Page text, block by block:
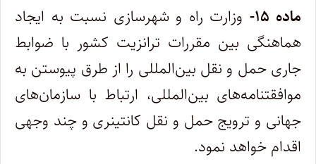
ماده ۱۵-
وزارت راه و شهرسازی نسبت به ایجاد
هماهنگی بین مقررات ترانزیت کشور با ضوابط
جاری حمل و نقل بین‌المللی را از طرق پیوستن به
‌موافقتنامه‌های بین‌المللی، ارتباط با سازمان‌های
جهانی و ترویج حمل و نقل کانتینری و چند وجهی
اقدام خواهد نمود.